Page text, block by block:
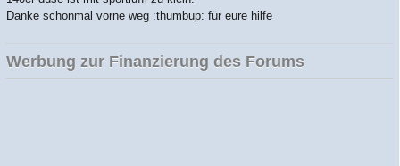
Danke schonmal vorne weg :thumbup: für eure hilfe
Werbung zur Finanzierung des Forums